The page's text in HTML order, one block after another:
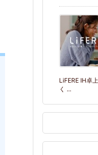
LiFERE IH卓
く ...